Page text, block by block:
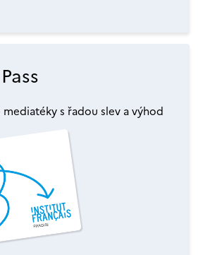
s řadou slev a výhod